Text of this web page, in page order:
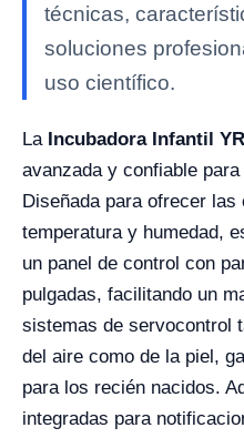
técnicas,
soluciones
uso científico.
La Incubadora Infantil
avanzada y confiable
Diseñada para ofrecer
temperatura y humedad,
un panel de control con
pulgadas, facilitando un
sistemas de servocontrol
del aire como de la piel,
para los recién nacidos.
integradas para